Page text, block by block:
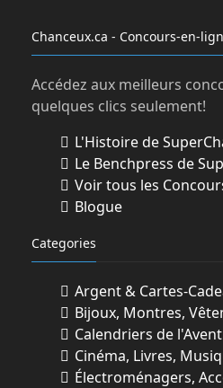
Chanceux.ca - Concours-en-
Accédez aux meilleurs
quelques clics seulement!
L'Histoire de
Le Benchpress de
Voir tous les
Blogue
Categories
Argent & Cartes-
Bijoux, Montres,
Calendriers de l'Avent
Cinéma, Livres,
Électroménagers,